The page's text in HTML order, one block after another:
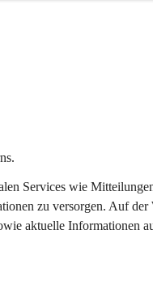
Services wie
zu versorgen. Auf
aktuelle Informationen